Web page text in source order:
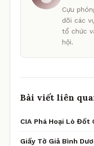
Cựu
dõi các
tổ chức
hội.
Bài viết liên
CIA Phá Hoại Lò Đốt
Giấy Tờ Giả Bình